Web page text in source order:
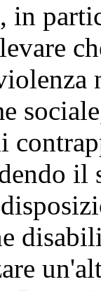
in
il